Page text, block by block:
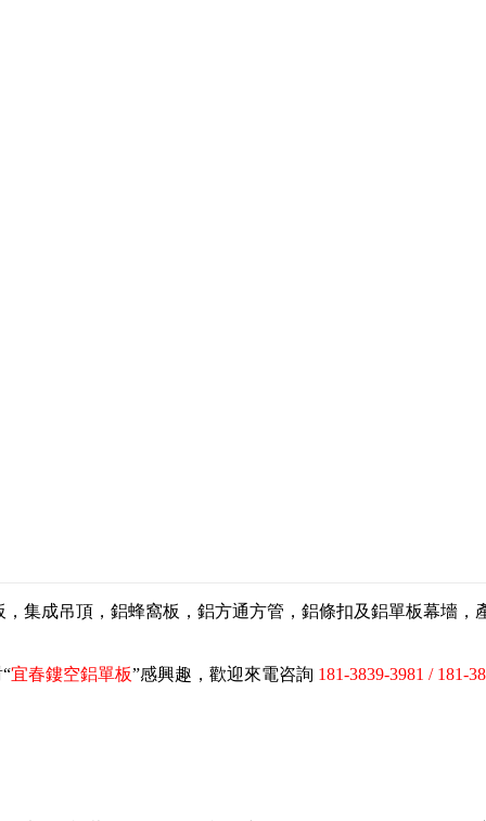
集成吊頂，鋁蜂窩板，鋁方通方管，鋁條扣及鋁單板幕墻
宜春鏤空鋁單板”感興趣，歡迎來電咨詢 181-3839-3981 / 181-